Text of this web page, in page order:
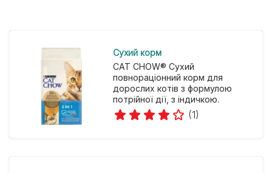
Cухий корм
CAT CHOW® Сухий
повнораціонний корм для
дорослих котів з формулою
потрійної дії, з індичкою.
(1)